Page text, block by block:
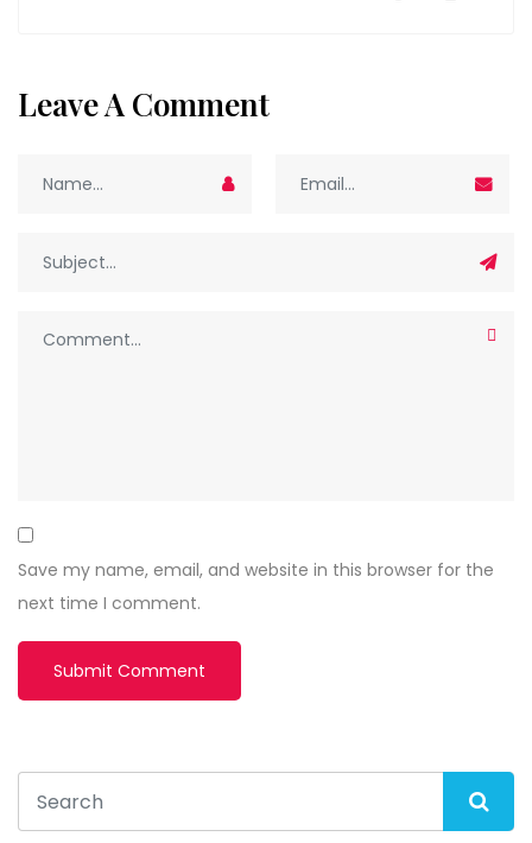
Leave A Comment
Save my name, email, and website in this browser for the
next time I comment.